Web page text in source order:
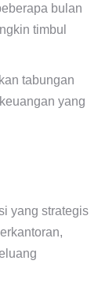
bulan
timbul
tabungan
yang
yang strategis